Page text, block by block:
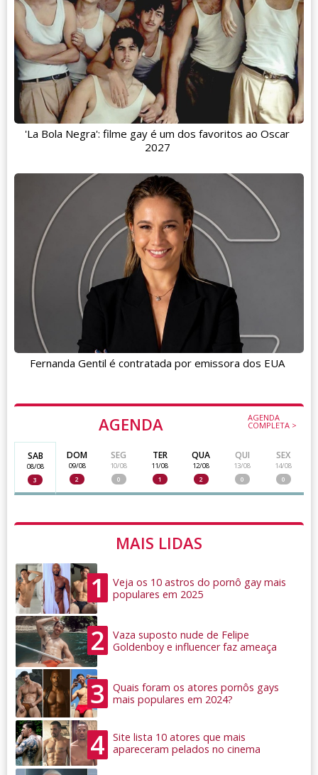
'La Bola Negra': filme gay é um dos favoritos ao Oscar
2027
Fernanda Gentil é contratada por emissora dos EUA
AGENDA AGENDA
COMPLETA >
SAB
08/08
3
DOM
09/08
2
SEG
10/08
0
TER
11/08
1
QUA
12/08
2
QUI
13/08
0
SEX
14/08
0
MAIS LIDAS
1
Veja os 10 astros do pornô gay mais
populares em 2025
2
Vaza suposto nude de Felipe
Goldenboy e influencer faz ameaça
3
Quais foram os atores pornôs gays
mais populares em 2024?
4
Site lista 10 atores que mais
apareceram pelados no cinema